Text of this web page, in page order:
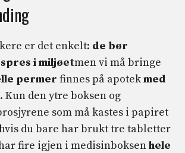
er det enkelt: de bør
i miljøetmen vi må bringe
permer finnes på apotekmed
. Kun den ytre boksen og
som må kastes i papiret
du bare har brukt tre tabletter
fire igjen i medisinboksenhele